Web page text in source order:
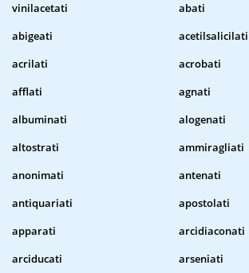
vinilacetati
abati
abigeati
acetilsalicilati
acrilati
acrobati
afflati
agnati
albuminati
alogenati
altostrati
ammiragliati
anonimati
antenati
antiquariati
apostolati
apparati
arcidiaconati
arciducati
arseniati